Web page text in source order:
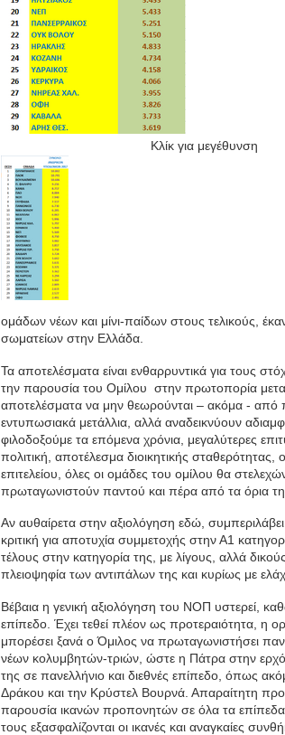
Κλίκ για μεγέθυνση
ομάδων νέων και μίνι-παίδων στους τελικούς,
σωματείων στην Ελλάδα.
Τα αποτελέσματα είναι ενθαρρυντικά για τους
την παρουσία του Ομίλου στην πρωτοπορία
αποτελέσματα να μην θεωρούνται – ακόμα - από
εντυπωσιακά μετάλλια, αλλά αναδεικνύουν
φιλοδοξούμε τα επόμενα χρόνια, μεγαλύτερες
πολιτική, αποτέλεσμα διοικητικής σταθερότητας,
επιτελείου, όλες οι ομάδες του ομίλου θα
πρωταγωνιστούν παντού και πέρα από τα όρια
Αν αυθαίρετα στην αξιολόγηση εδώ,
κριτική για αποτυχία συμμετοχής στην Α1
τέλους στην κατηγορία της, με λίγους, αλλά
πλειοψηφία των αντιπάλων της και κυρίως με
Βέβαια η γενική αξιολόγηση του ΝΟΠ υστερεί,
επίπεδο. Έχει τεθεί πλέον ως προτεραιότητα, η
μπορέσει ξανά ο Όμιλος να πρωταγωνιστήσει
νέων κολυμβητών-τριών, ώστε η Πάτρα στην
της σε πανελλήνιο και διεθνές επίπεδο, όπως
Δράκου και την Κρύστελ Βουρνά. Απαραίτητη
παρουσία ικανών προπονητών σε όλα τα επίπεδα,
τους εξασφαλίζονται οι ικανές και αναγκαίες